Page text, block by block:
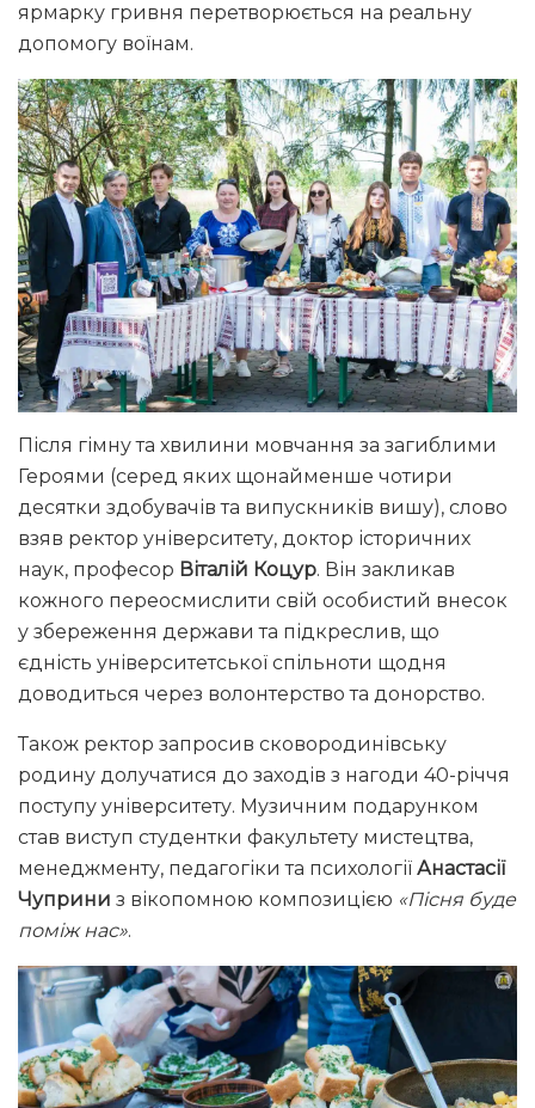
ярмарку гривня перетворюється на реальну
допомогу воїнам.
Після гімну та хвилини мовчання за загиблими
Героями (серед яких щонайменше чотири
десятки здобувачів та випускників вишу), слово
взяв ректор університету, доктор історичних
наук, професор Віталій Коцур. Він закликав
кожного переосмислити свій особистий внесок
у збереження держави та підкреслив, що
єдність університетської спільноти щодня
доводиться через волонтерство та донорство.
Також ректор запросив сковородинівську
родину долучатися до заходів з нагоди 40-річчя
поступу університету. Музичним подарунком
став виступ студентки факультету мистецтва,
менеджменту, педагогіки та психології Анастасії
Чуприни з вікопомною композицією «Пісня буде
поміж нас».